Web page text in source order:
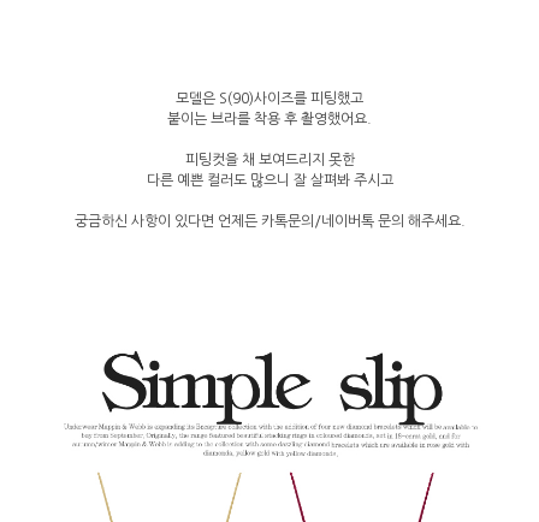
모델은 S(90)사이즈를 피팅했고
붙이는 브라를 착용 후 촬영했어요.
피팅컷을 채 보여드리지 못한
다른 예쁜 컬러도 많으니 잘 살펴봐 주시고
궁금하신 사항이 있다면 언제든 카톡문의/네이버톡 문의 해주세요.